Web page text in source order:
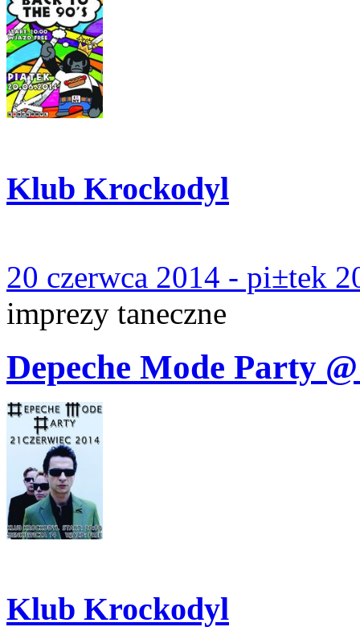
Klub Krockodyl
20 czerwca 2014 - pi±tek
imprezy taneczne
Depeche Mode Party
Klub Krockodyl